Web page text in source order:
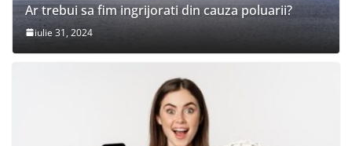
Ar trebui sa fim ingrijorati din cauza poluarii?
iulie 31, 2024